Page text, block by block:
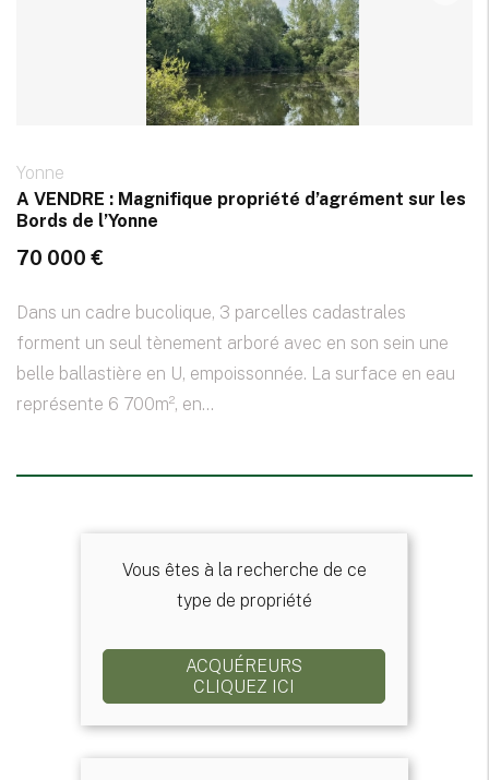
Yonne
A VENDRE : Magnifique propriété d’agrément sur les
Bords de l’Yonne
70 000 €
Dans un cadre bucolique, 3 parcelles cadastrales
forment un seul tènement arboré avec en son sein une
belle ballastière en U, empoissonnée. La surface en eau
représente 6 700m², en...
Vous êtes à la recherche de ce
type de propriété
ACQUÉREURS
CLIQUEZ ICI